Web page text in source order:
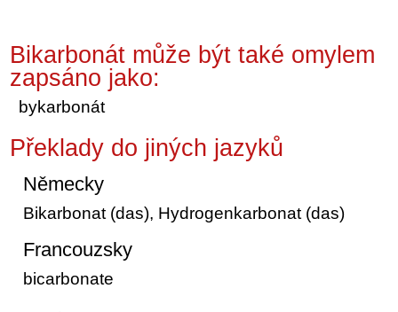
Bikarbonát může být také omylem
zapsáno jako:
bykarbonát
Překlady do jiných jazyků
Německy
Bikarbonat (das), Hydrogenkarbonat (das)
Francouzsky
bicarbonate